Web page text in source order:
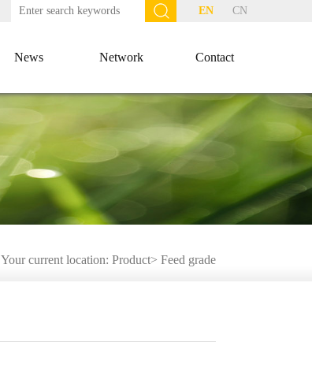
EN CN
News Network Contact
Your current location: Product> Feed grade